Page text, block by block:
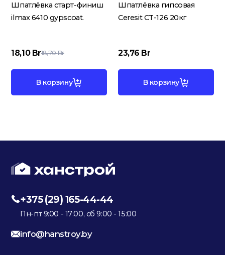
Шпатлёвка старт-финиш
ilmax 6410 gypscoat.
18,10 Br18,70Br
В корзину
Шпатлёвка гипсовая
Ceresit CT-126 20кг
23,76 Br
В корзину
+375 (29) 165-44-44
Пн-пт 9:00 - 17:00, сб 9:00 - 15:00
info@hanstroy.by